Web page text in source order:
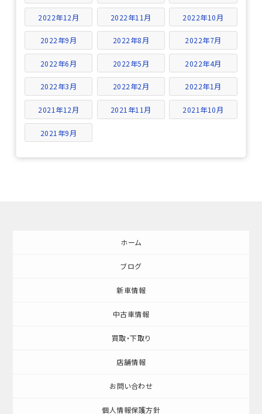
2022年12月 2022年11月 2022年10月
2022年9月 2022年8月 2022年7月
2022年6月 2022年5月 2022年4月
2022年3月 2022年2月 2022年1月
2021年12月 2021年11月 2021年10月
2021年9月
ホーム
ブログ
新車情報
中古車情報
買取・下取り
店舗情報
お問い合わせ
個人情報保護方針